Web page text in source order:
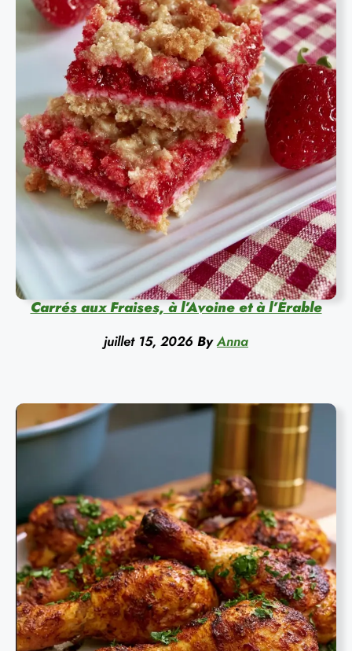
Carrés aux Fraises, à l’Avoine et à l’Érable
juillet 15, 2026 By Anna